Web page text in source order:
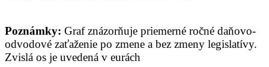
Poznámky: Graf znázorňuje priemerné ročné daňovo-
odvodové zaťaženie po zmene a bez zmeny legislatívy.
Zvislá os je uvedená v eurách